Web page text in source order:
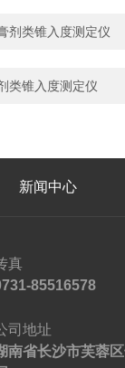
剂类锥入度测定仪
类锥入度测定仪
新闻中心
真
85516578
司地址
南省长沙市芙蓉